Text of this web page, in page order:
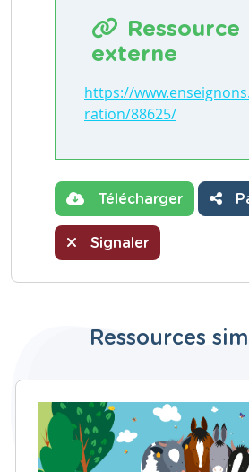
Ressource
externe
https://
ration/88625/
Télécharger
Signaler
Ressources